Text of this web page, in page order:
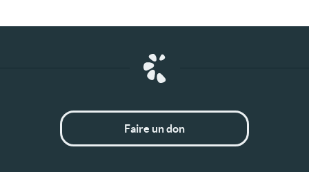
Faire un don